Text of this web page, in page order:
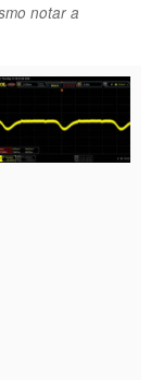
notar a